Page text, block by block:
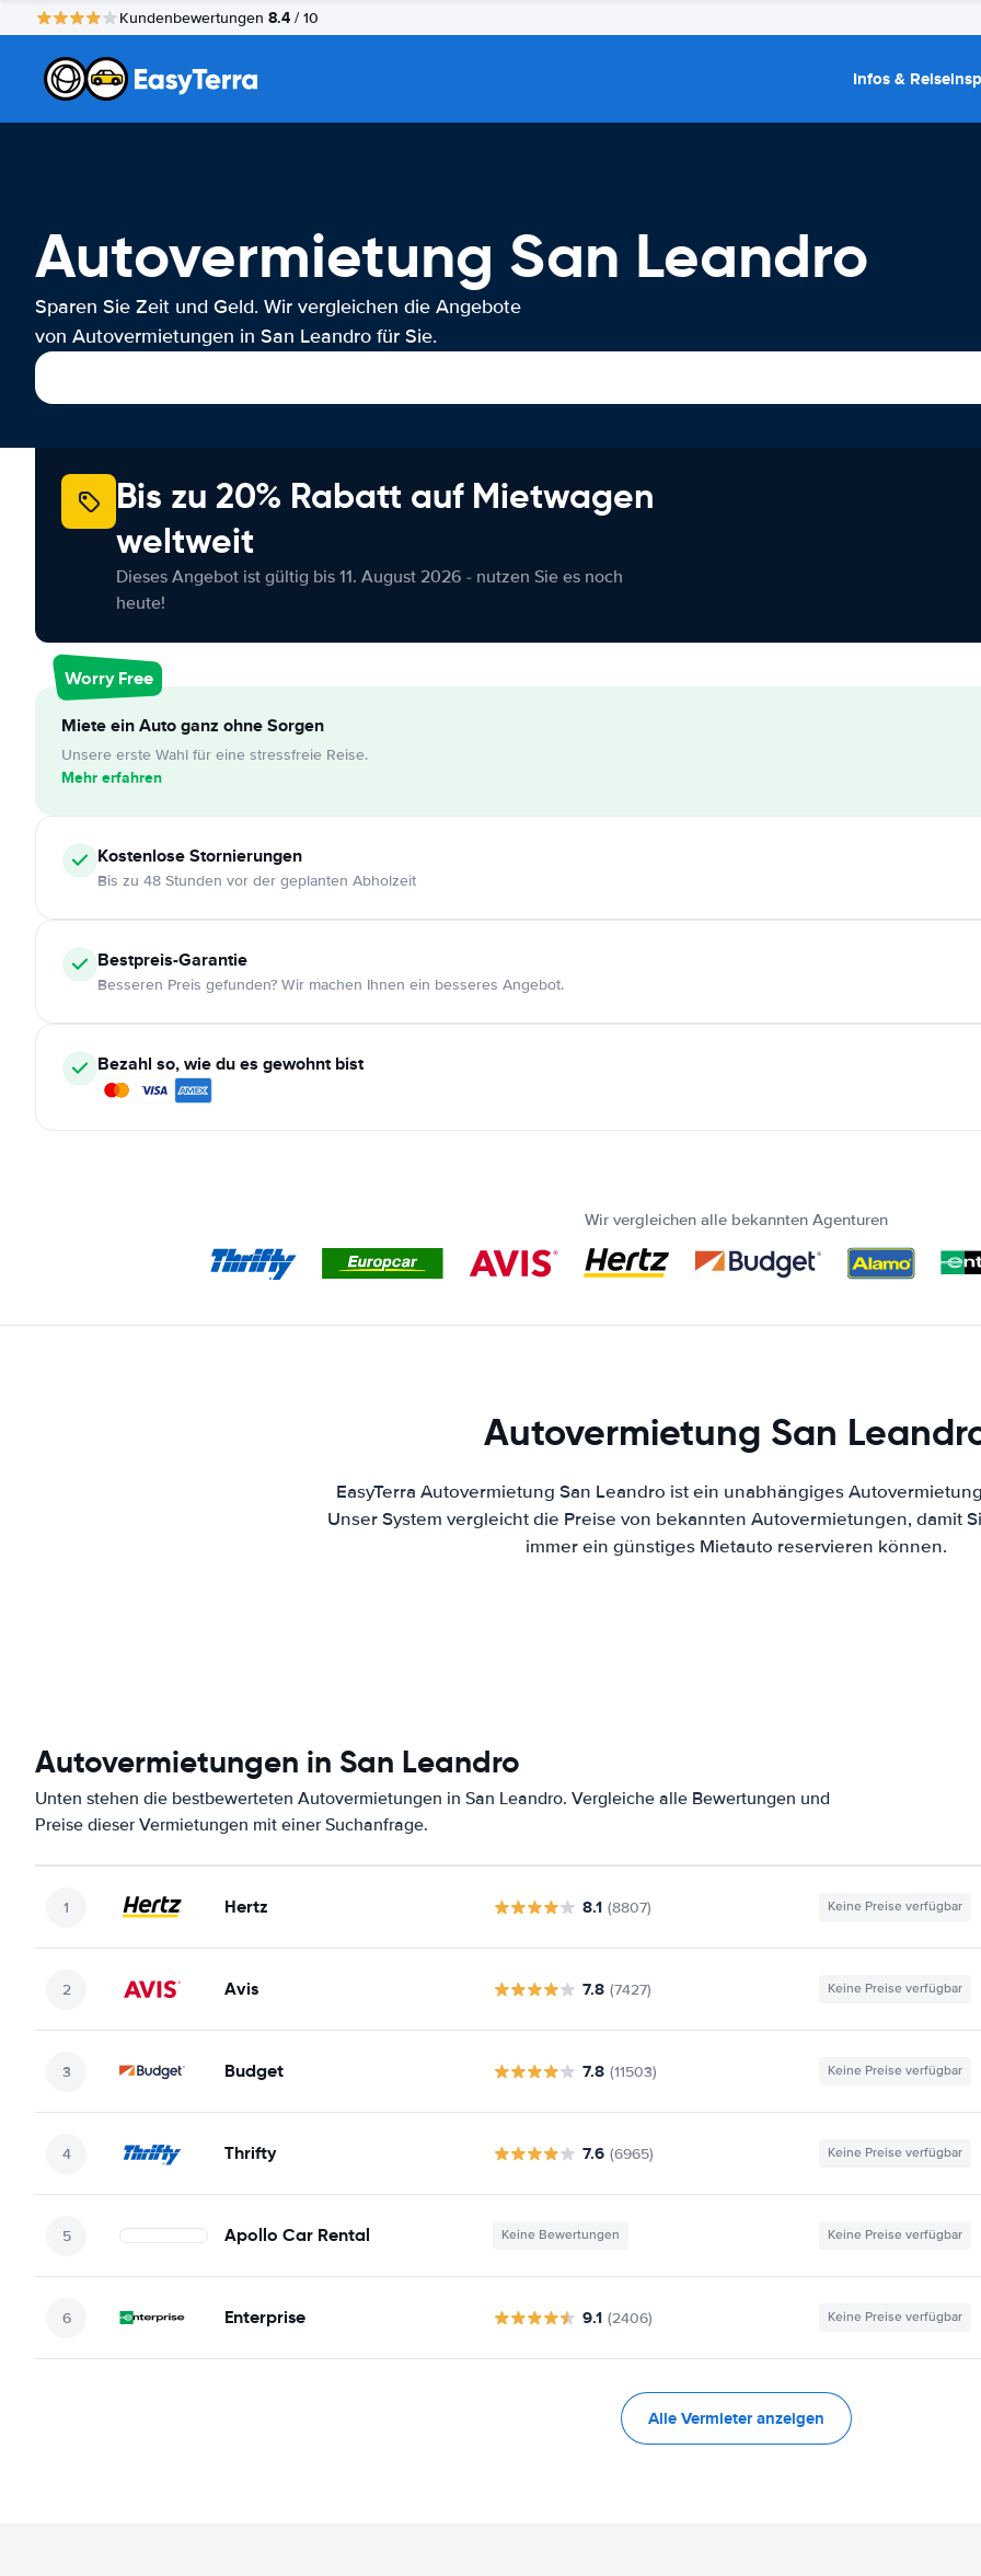
Kundenbewertungen 8.4 / 10
Infos &
Autovermietung San Leandro
Sparen Sie Zeit und Geld. Wir vergleichen die Angebote
von Autovermietungen in San Leandro für Sie.
Bis zu 20% Rabatt auf Mietwagen
weltweit
Dieses Angebot ist gültig bis 11. August 2026 - nutzen Sie es noch
heute!
Worry Free
Miete ein Auto ganz ohne Sorgen
Unsere erste Wahl für eine stressfreie Reise.
Mehr erfahren
KostenloseStornierungen
Bis zu 48 Stunden vor der geplanten Abholzeit
Bestpreis-Garantie
Besseren Preis gefunden? Wir machen Ihnen ein besseres Angebot.
Bezahl so, wie du es gewohnt bist
Wir vergleichen alle bekannten Agenturen
Autovermietung San
EasyTerra Autovermietung San Leandro ist ein unabhängiges
Unser System vergleicht die Preise von bekannten Autovermietungen, damit
immer ein günstiges Mietauto reservieren können.
Autovermietungen in San Leandro
Unten stehen die bestbewerteten Autovermietungen in San Leandro. Vergleiche alle Bewertungen und
Preise dieser Vermietungen mit einer Suchanfrage.
Hertz 8.1 (8807) Keine Preise verfügbar
Avis 7.8 (7427) Keine Preise verfügbar
Budget 7.8 (11503) Keine Preise verfügbar
Thrifty 7.6 (6965) Keine Preise verfügbar
Apollo Car Rental Keine Bewertungen Keine Preise verfügbar
Enterprise 9.1 (2406) Keine Preise verfügbar
Alle Vermieter anzeigen